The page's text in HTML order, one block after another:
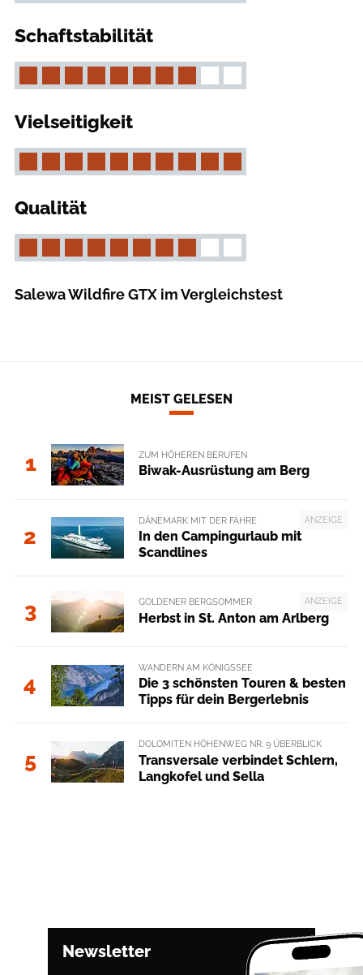
Schaftstabilität
Vielseitigkeit
Qualität
Salewa Wildfire GTX im Vergleichstest
MEIST GELESEN
1 ZUM HÖHEREN BERUFEN
Biwak-Ausrüstung am Berg
2
ANZEIGE
DÄNEMARK MIT DER FÄHRE
In den Campingurlaub mit
Scandlines
3 ANZEIGE
GOLDENER BERGSOMMER
Herbst in St. Anton am Arlberg
4
WANDERN AM KÖNIGSSEE
Die 3 schönsten Touren & besten
Tipps für dein Bergerlebnis
5
DOLOMITEN HÖHENWEG NR. 9 ÜBERBLICK
Transversale verbindet Schlern,
Langkofel und Sella
Newsletter